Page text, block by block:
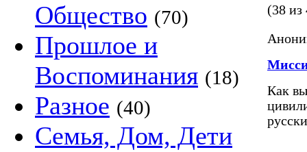
Общество (70)
Прошлое и
Воспоминания (18)
Разное (40)
Семья, Дом, Дети
(38 из
Как